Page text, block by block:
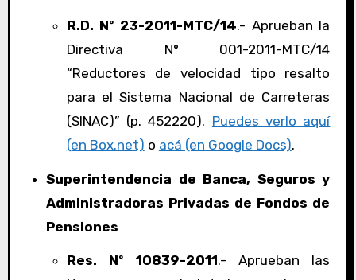
R.D. Nº 23-2011-MTC/14.- Aprueban la
Directiva N° 001-2011-MTC/14
“Reductores de velocidad tipo resalto
para el Sistema Nacional de Carreteras
(SINAC)” (p. 452220). Puedes verlo aquí
(en Box.net) o acá (en Google Docs).
Superintendencia de Banca, Seguros y
Administradoras Privadas de Fondos de
Pensiones
Res. Nº 10839-2011.- Aprueban las